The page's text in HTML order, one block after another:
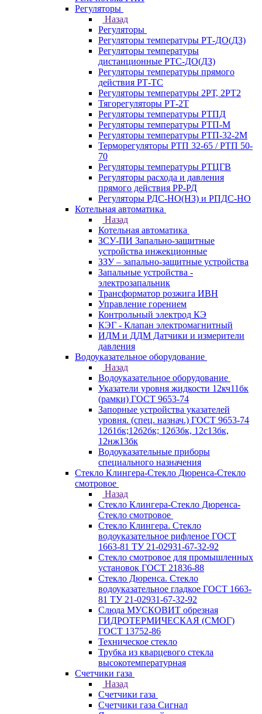
Регуляторы
Назад
Регуляторы
Регуляторы температуры РТ-ДО(ДЗ)
Регуляторы температуры
дистанционные РТС-ДО(ДЗ)
Регуляторы температуры прямого
действия РТ-ТС
Регуляторы температуры 2РТ, 2РT2
Тягорегуляторы РТ-2Т
Регуляторы температуры РТПД
Регуляторы температуры РТП-M
Регуляторы температуры РТП-32-2М
Терморегуляторы РТП 32-65 / РТП 50-
70
Регуляторы температуры РТЦГВ
Регуляторы расхода и давления
прямого действия РР-РД
Регуляторы РДС-НО(НЗ) и РПДС-НО
Котельная автоматика
Назад
Котельная автоматика
ЗСУ-ПИ Запально-защитные
устройства инжекционные
ЗЗУ – запально-защитные устройства
Запальные устройства -
электрозапальник
Трансформатор розжига ИВН
Управление горением
Контрольный электрод КЭ
КЭГ - Клапан электромагнитный
ИДМ и ДДМ Датчики и измерители
давления
Водоуказательное оборудование
Назад
Водоуказательное оборудование
Указатели уровня жидкости 12кч11бк
(рамки) ГОСТ 9653-74
Запорные устройства указателей
уровня. (спец. назнач.) ГОСТ 9653-74
12б1бк;12б2бк; 12б3бк, 12с13бк,
12нж13бк
Водоуказательные приборы
специального назначения
Стекло Клингера-Стекло Дюренса-Стекло
смотровое
Назад
Стекло Клингера-Стекло Дюренса-
Стекло смотровое
Стекло Клингера. Стекло
водоуказательное рифленое ГОСТ
1663-81 ТУ 21-02931-67-32-92
Стекло смотровое для промышленных
установок ГОСТ 21836-88
Стекло Дюренса. Стекло
водоуказательное гладкое ГОСТ 1663-
81 ТУ 21-02931-67-32-92
Слюда МУСКОВИТ обрезная
ГИДРОТЕРМИЧЕСКАЯ (СМОГ)
ГОСТ 13752-86
Техническое стекло
Трубка из кварцевого стекла
высокотемпературная
Счетчики газа
Назад
Счетчики газа
Счетчики газа Сигнал